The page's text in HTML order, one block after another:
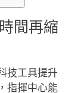
間再縮
技工具提升
指揮中心能